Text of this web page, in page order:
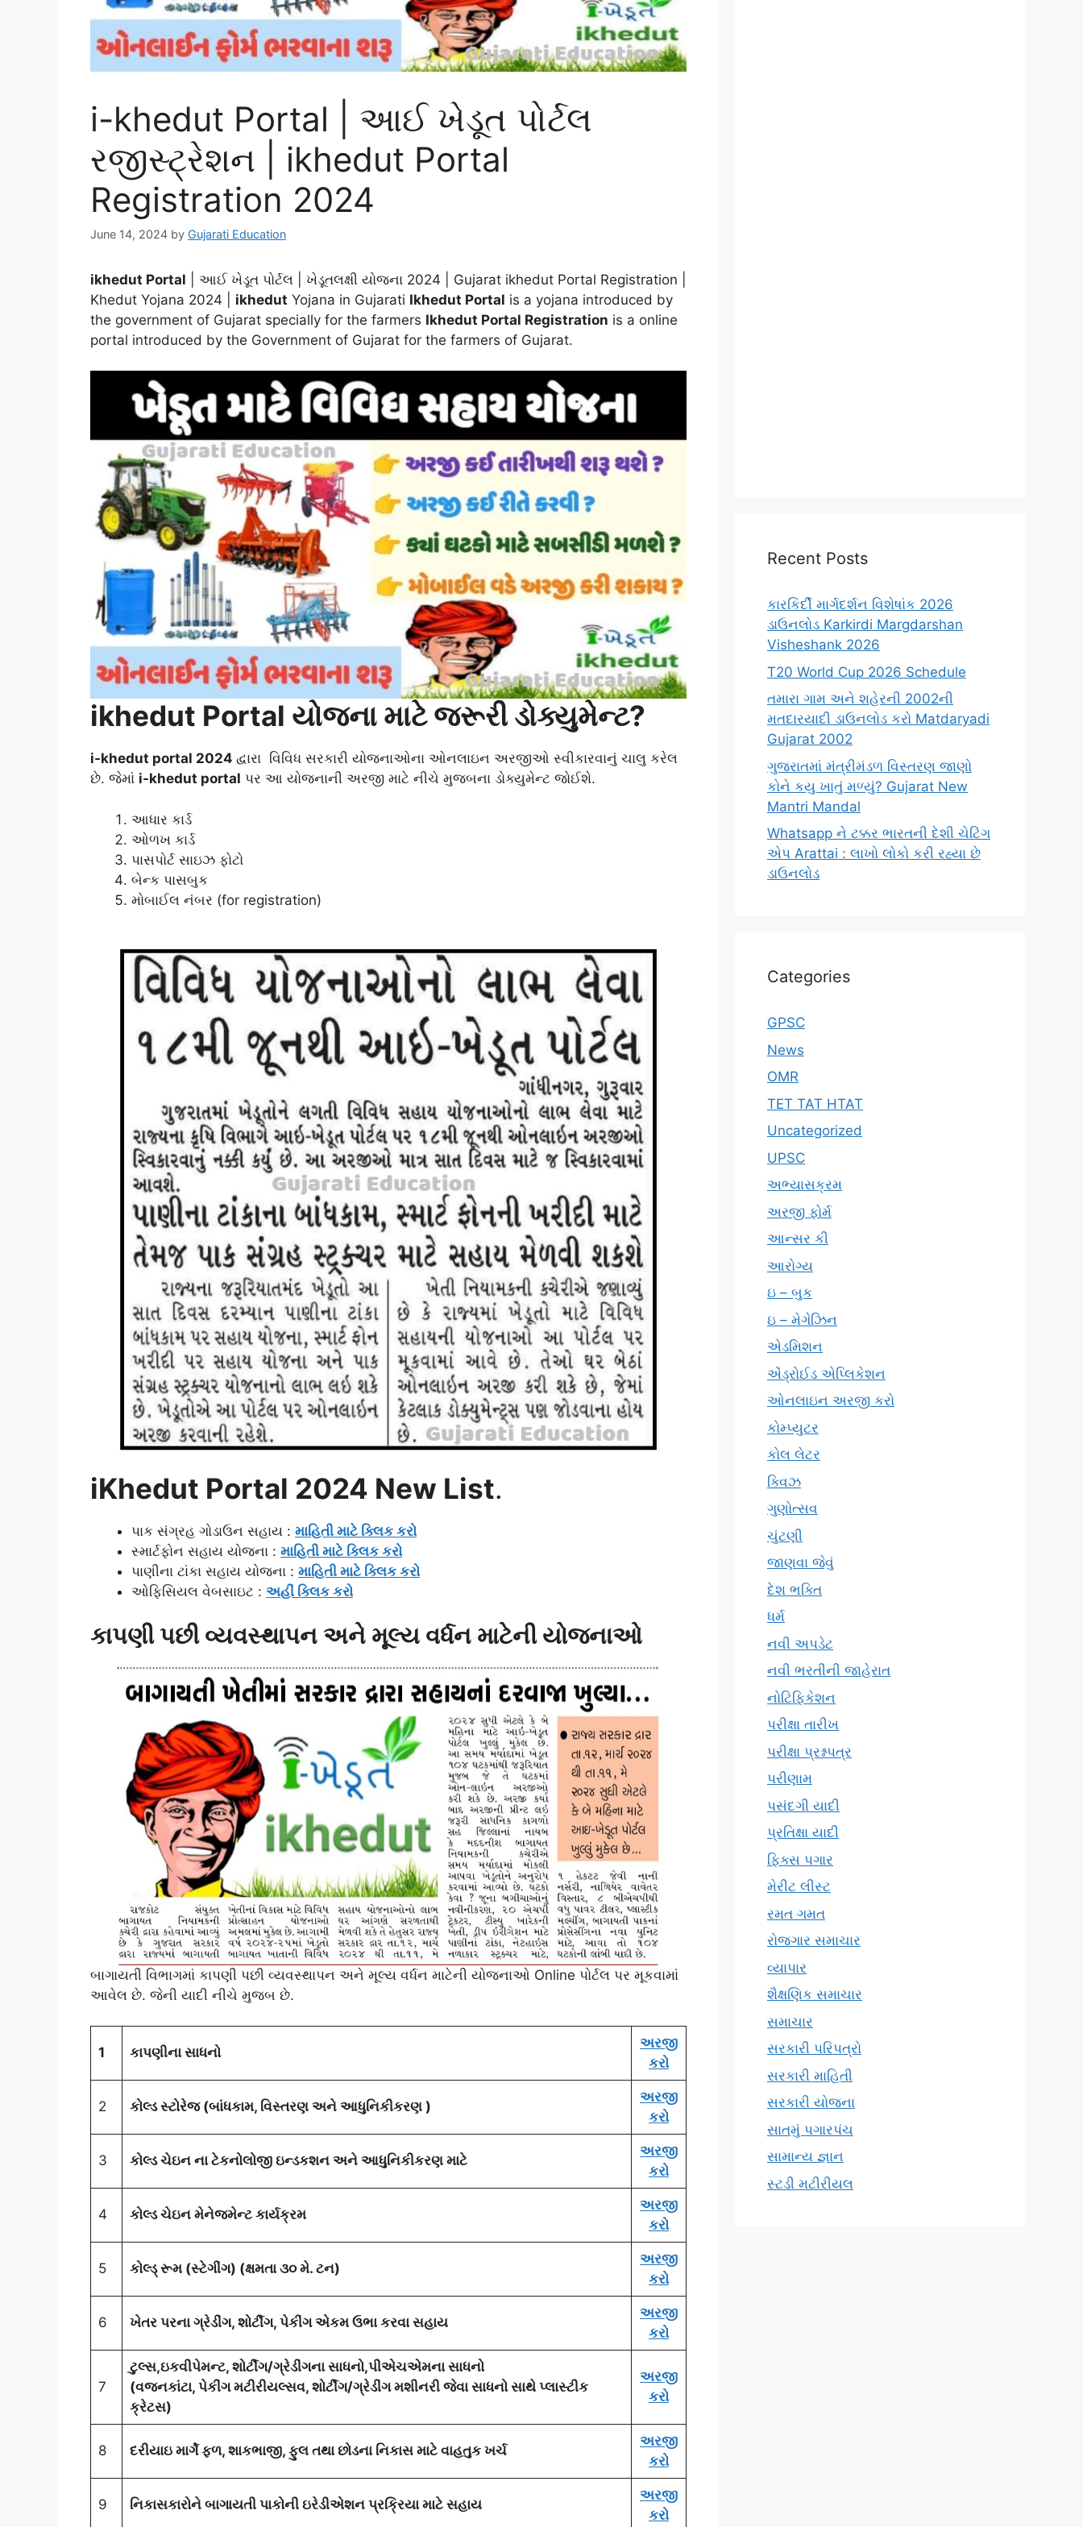
i-khedut Portal | આઈ ખેડૂત પોર્ટલ
રજીસ્ટ્રેશન | ikhedut Portal
Registration 2024
June 14, 2024 by Gujarati Education
ikhedut Portal | આઈ ખેડૂત પોર્ટલ | ખેડૂતલક્ષી યોજના 2024 | Gujarat ikhedut Portal Registration |
Khedut Yojana 2024 | ikhedut Yojana in Gujarati Ikhedut Portal is a yojana introduced by
the government of Gujarat specially for the farmers Ikhedut Portal Registration is a online
portal introduced by the Government of Gujarat for the farmers of Gujarat.
ikhedut Portal યોજના માટે જરૂરી ડોક્યુમેન્ટ?
i-khedut portal 2024 દ્વારા વિવિધ સરકારી યોજનાઓના ઓનલાઇન અરજીઓ સ્વીકારવાનું ચાલુ કરેલ
છે. જેમાં i-khedut portal પર આ યોજનાની અરજી માટે નીચે મુજબના ડોક્યુમેન્ટ જોઈશે.
આધાર કાર્ડ
ઓળખ કાર્ડ
પાસપોર્ટ સાઇઝ ફોટો
બેન્ક પાસબુક
મોબાઈલ નંબર (for registration)
iKhedut Portal 2024 New List.
પાક સંગ્રહ ગોડાઉન સહાય : માહિતી માટે ક્લિક કરો
સ્માર્ટફોન સહાય યોજના : માહિતી માટે ક્લિક કરો
પાણીના ટાંકા સહાય યોજના : માહિતી માટે ક્લિક કરો
ઓફિસિયલ વેબસાઇટ : અહીં ક્લિક કરો
કાપણી પછી વ્યવસ્થાપન અને મૂલ્ય વર્ધન માટેની યોજનાઓ
બાગાયતી વિભાગમાં કાપણી પછી વ્યવસ્થાપન અને મૂલ્ય વર્ધન માટેની યોજનાઓ Online પોર્ટલ પર મૂકવામાં
આવેલ છે. જેની યાદી નીચે મુજબ છે.
1 કાપણીના સાધનો
અરજી
કરો
2 કોલ્ડ સ્ટોરેજ (બાંધકામ, વિસ્તરણ અને આધુનિકીકરણ )
અરજી
કરો
3 કોલ્ડ ચેઇન ના ટેકનોલોજી ઇન્ડકશન અને આધુનિકીકરણ માટે
અરજી
કરો
4 કોલ્ડ ચેઇન મેનેજમેન્ટ કાર્યક્રમ
અરજી
કરો
5 કોલ્ડ્ રૂમ (સ્ટેગીંગ) (ક્ષમતા ૩૦ મે. ટન)
અરજી
કરો
6 ખેતર પરના ગ્રેડીંગ, શોર્ટીગ, પેકીંગ એકમ ઉભા કરવા સહાય
અરજી
કરો
7
ટુલ્સ,ઇકવીપેમન્ટ, શોર્ટીગ/ગ્રેડીંગના સાધનો,પીએચએમના સાધનો
(વજનકાંટા, પેકીંગ મટીરીયલ્સવ, શોર્ટીંગ/ગ્રેડીંગ મશીનરી જેવા સાધનો સાથે પ્લાસ્ટીક
ક્રેટસ)
અરજી
કરો
8 દરીયાઇ માર્ગે ફળ, શાકભાજી, ફુલ તથા છોડના નિકાસ માટે વાહતુક ખર્ચ
અરજી
કરો
9 નિકાસકારોને બાગાયતી પાકોની ઇરેડીએશન પ્રક્રિયા માટે સહાય
અરજી
કરો
Recent Posts
કારકિર્દી માર્ગદર્શન વિશેષાંક 2026
ડાઉનલોડ Karkirdi Margdarshan
Visheshank 2026
T20 World Cup 2026 Schedule
તમારા ગામ અને શહેરની 2002ની
મતદારયાદી ડાઉનલોડ કરો Matdaryadi
Gujarat 2002
ગુજરાતમાં મંત્રીમંડળ વિસ્તરણ જાણો
કોને કયુ ખાતું મળ્યું? Gujarat New
Mantri Mandal
Whatsapp ને ટક્કર ભારતની દેશી ચેટિંગ
એપ Arattai : લાખો લોકો કરી રહ્યા છે
ડાઉનલોડ
Categories
GPSC
News
OMR
TET TAT HTAT
Uncategorized
UPSC
અભ્યાસક્રમ
અરજી ફોર્મ
આન્સર કી
આરોગ્ય
ઇ – બુક
ઇ – મેગેઝિન
એડમિશન
એંડ્રોઈડ એપ્લિકેશન
ઓનલાઇન અરજી કરો
કોમ્પ્યુટર
કોલ લેટર
ક્વિઝ
ગુણોત્સવ
ચુંટણી
જાણવા જેવું
દેશ ભક્તિ
ધર્મ
નવી અપડેટ
નવી ભરતીની જાહેરાત
નોટિફિકેશન
પરીક્ષા તારીખ
પરીક્ષા પ્રશ્નપત્ર
પરીણામ
પસંદગી યાદી
પ્રતિક્ષા યાદી
ફિક્સ પગાર
મેરીટ લીસ્ટ
રમત ગમત
રોજગાર સમાચાર
વ્યાપાર
શૈક્ષણિક સમાચાર
સમાચાર
સરકારી પરિપત્રો
સરકારી માહિતી
સરકારી યોજના
સાતમું પગારપંચ
સામાન્ય જ્ઞાન
સ્ટડી મટીરીયલ